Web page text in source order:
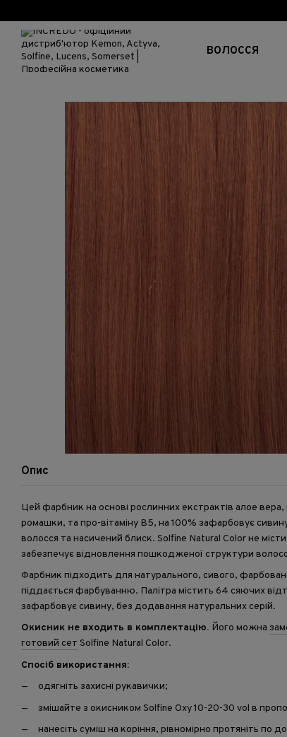
ВОЛОССЯ
Опис
Цей фарбник на основі рослинних екстрактів алое вера,
ромашки, та про-вітаміну B5, на 100% зафарбовує
волосся та насичений блиск. Solfine Natural Color не
забезпечує відновлення пошкодженої структури
Фарбник підходить для натурального, сивого,
піддається фарбуванню. Палітра містить 64 сяючих
зафарбовує сивину, без додавання натуральних серій.
Окисник не входить в комплектацію. Його можна
готовий сет Solfine Natural Color.
Спосіб використання:
одягніть захисні рукавички;
змішайте з окисником Solfine Oxy 10-20-30 vol в
нанесіть суміш на коріння, рівномірно протяніть по